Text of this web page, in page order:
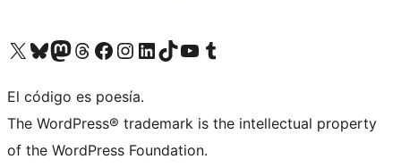
Visita nuestra cuenta de X (anteriormente Twitter)
Visita nuestra cuenta de Bluesky
Visita nuestra cuenta de Mastodon
Visita nuestra cuenta de Threads
Visita nuestra página de Facebook
Visita nuestra cuenta de Instagram
Visita nuestra cuenta de LinkedIn
Visita nuestra cuenta de TikTok
Visita nuestro canal de YouTube
Visita nuestra cuenta de Tumblr
El código es poesía.
The WordPress® trademark is the intellectual property
of the WordPress Foundation.